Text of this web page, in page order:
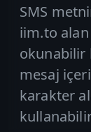
SMS
iim.to alan
okunabilir
mesaj
karakter